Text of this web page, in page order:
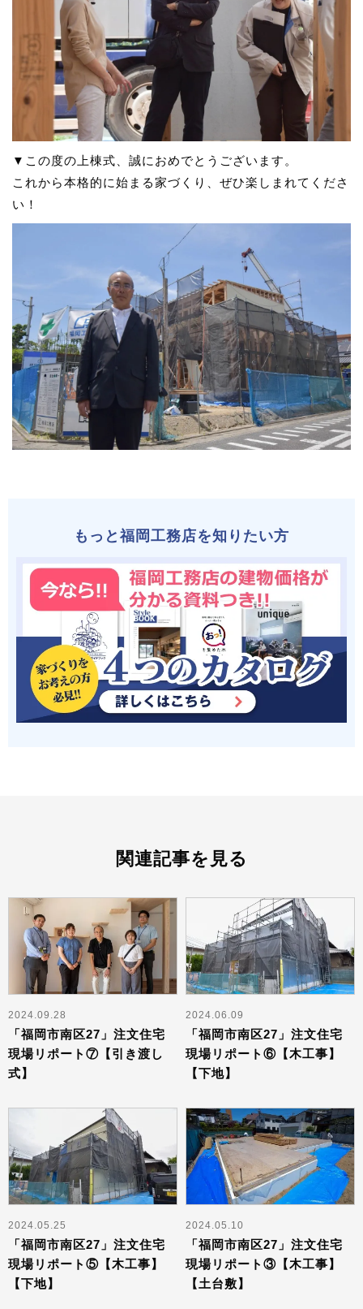
▼この度の上棟式、誠におめでとうございます。
これから本格的に始まる家づくり、ぜひ楽しまれてくださ
い！
もっと福岡工務店を知りたい方
関連記事を見る
2024.09.28
「福岡市南区27」注文住宅
現場リポート⑦【引き渡し
式】
2024.06.09
「福岡市南区27」注文住宅
現場リポート⑥【木工事】
【下地】
2024.05.25
「福岡市南区27」注文住宅
現場リポート⑤【木工事】
【下地】
2024.05.10
「福岡市南区27」注文住宅
現場リポート③【木工事】
【土台敷】